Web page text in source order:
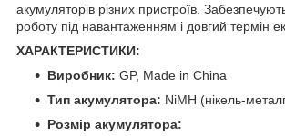
акумуляторів різних пристроїв.
роботу під навантаженням і довгий термін
ХАРАКТЕРИСТИКИ:
Виробник: GP, Made in China
Тип акумулятора: NiMH (нікель-
Розмір акумулятора: